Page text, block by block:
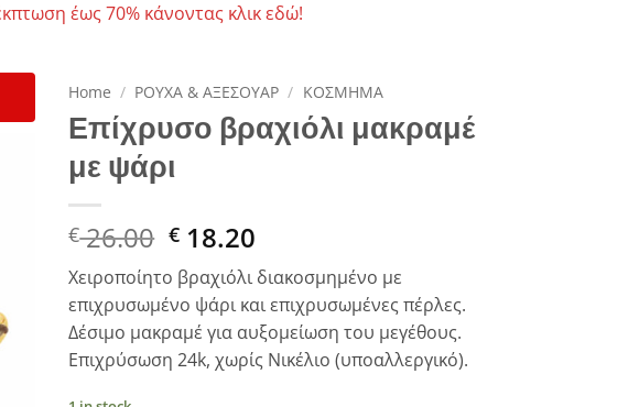
έως 70% κάνοντας κλικ εδώ!
Home / ΡΟΥΧΑ & ΑΞΕΣΟΥΑΡ / ΚΟΣΜΗΜΑ
Επίχρυσο βραχιόλι μακραμέ
με ψάρι
Original
price
was:
€ 26.00.
€26.00 Current
price
is:
€ 26.00.
€ 18.20
Χειροποίητο βραχιόλι διακοσμημένο με
επιχρυσωμένο ψάρι και επιχρυσωμένες πέρλες.
Δέσιμο μακραμέ για αυξομείωση του μεγέθους.
Επιχρύσωση 24k, χωρίς Νικέλιο (υποαλλεργικό).